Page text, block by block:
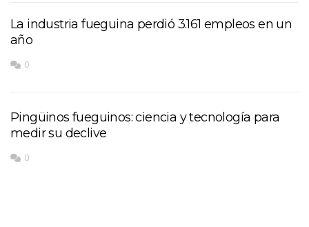
La industria fueguina perdió 3.161 empleos en un
año
0
Pingüinos fueguinos: ciencia y tecnología para
medir su declive
0